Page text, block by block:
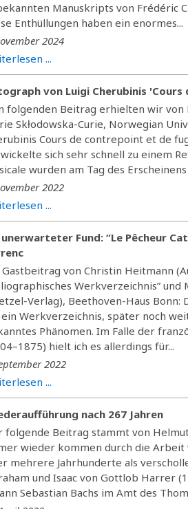
Manuskripts von Frédéric
Enthüllungen haben ein enormes...
2024
...
von Luigi Cherubinis
folgenden Beitrag erhielten wir
Skłodowska-Curie, Norwegian
Cours de contrepoint et de
sich sehr schnell zu einem
wurden am Tag des
2022
...
unerwarteter Fund: “Le Pêcheur
Gastbeitrag von Christin Heitmann
Werkverzeichnis”
Verlag), Beethoven-Haus Bonn:
Werkverzeichnis, später noch
Phänomen. Im Falle der
hielt ich es allerdings für...
2022
...
nach 267 Jahren
folgende Beitrag stammt von
wieder kommen durch die Arbeit
mehrere Jahrhunderte als
und Isaac von Gottlob Harrer
Sebastian Bachs im Amt des